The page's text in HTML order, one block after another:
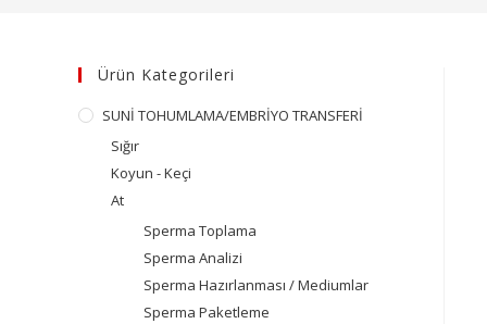
Ürün Kategorileri
SUNİ TOHUMLAMA/EMBRİYO TRANSFERİ
Sığır
Koyun - Keçi
At
Sperma Toplama
Sperma Analizi
Sperma Hazırlanması / Mediumlar
Sperma Paketleme